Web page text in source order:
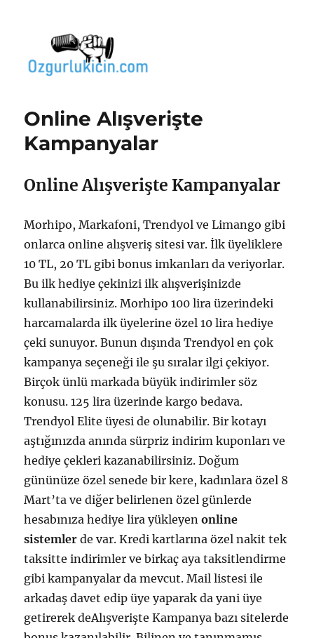
Online Alışverişte
Kampanyalar
Online Alışverişte Kampanyalar
Morhipo, Markafoni, Trendyol ve Limango gibi
onlarca online alışveriş sitesi var. İlk üyeliklere
10 TL, 20 TL gibi bonus imkanları da veriyorlar.
Bu ilk hediye çekinizi ilk alışverişinizde
kullanabilirsiniz. Morhipo 100 lira üzerindeki
harcamalarda ilk üyelerine özel 10 lira hediye
çeki sunuyor. Bunun dışında Trendyol en çok
kampanya seçeneği ile şu sıralar ilgi çekiyor.
Birçok ünlü markada büyük indirimler söz
konusu. 125 lira üzerinde kargo bedava.
Trendyol Elite üyesi de olunabilir. Bir kotayı
aştığınızda anında sürpriz indirim kuponları ve
hediye çekleri kazanabilirsiniz. Doğum
gününüze özel senede bir kere, kadınlara özel 8
Mart’ta ve diğer belirlenen özel günlerde
hesabınıza hediye lira yükleyenonline
sistemler de var. Kredi kartlarına özel nakit tek
taksitte indirimler ve birkaç aya taksitlendirme
gibi kampanyalar da mevcut. Mail listesi ile
arkadaş davet edip üye yaparak da yani üye
getirerek deAlışverişte Kampanya bazı sitelerde